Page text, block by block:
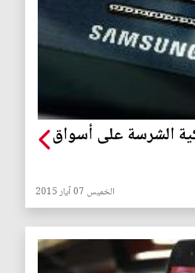
الشرسة على أسواق
الخميس 07 آيار 2015